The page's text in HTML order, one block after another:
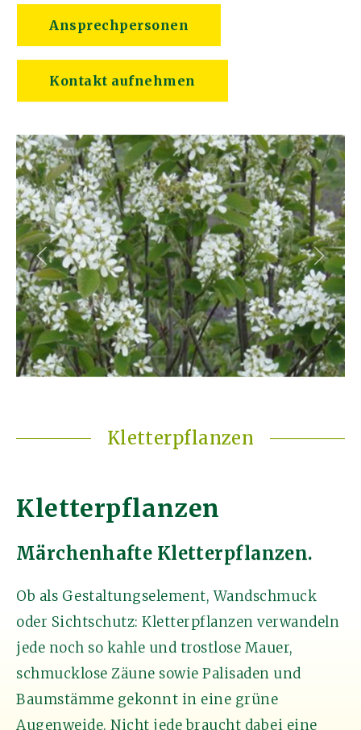
Ansprechpersonen
Kontakt aufnehmen
Kletterpflanzen
Kletterpflanzen
Märchenhafte Kletterpflanzen.
Ob als Gestaltungselement, Wandschmuck
oder Sichtschutz: Kletterpflanzen verwandeln
jede noch so kahle und trostlose Mauer,
schmucklose Zäune sowie Palisaden und
Baumstämme gekonnt in eine grüne
Augenweide. Nicht jede braucht dabei eine